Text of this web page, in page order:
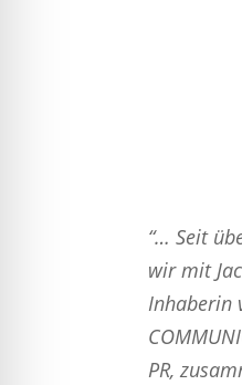
“… Seit
wir mit
Inhaberin
PR,